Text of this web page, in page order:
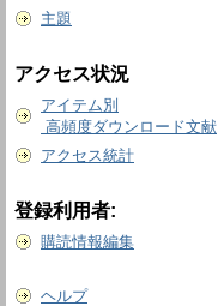
主題
アクセス状況
アイテム別
高頻度ダウンロード文献
アクセス統計
登録利用者:
購読情報編集
ヘルプ